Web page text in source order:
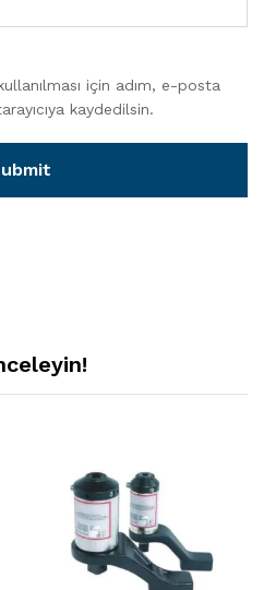
için adım, e-posta
kaydedilsin.